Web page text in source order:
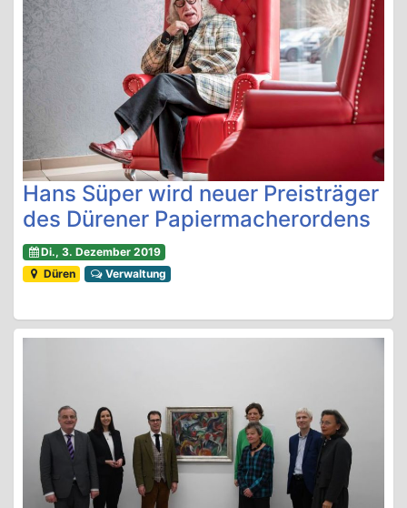
Hans Süper wird neuer Preisträger
des Dürener Papiermacherordens
Di., 3. Dezember 2019
Düren
Verwaltung